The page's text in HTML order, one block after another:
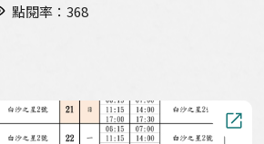
點閱率：368